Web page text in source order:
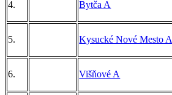
4. Bytča A
5. Kysucké Nové Mesto A
6. Višňové A